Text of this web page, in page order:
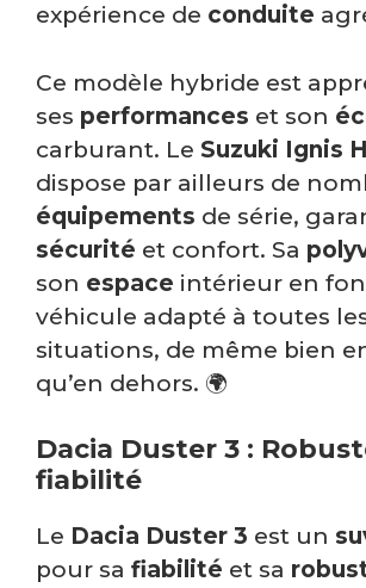
expérience de conduite
Ce modèle hybride est
ses performances et son
carburant. Le Suzuki Ignis
dispose par ailleurs de
équipements de série,
sécurité et confort. Sa
son espace intérieur en
véhicule adapté à toutes
situations, de même bien
qu’en dehors. 🌍
Dacia Duster 3 :
fiabilité
Le Dacia Duster 3 est un
pour sa fiabilité et sa